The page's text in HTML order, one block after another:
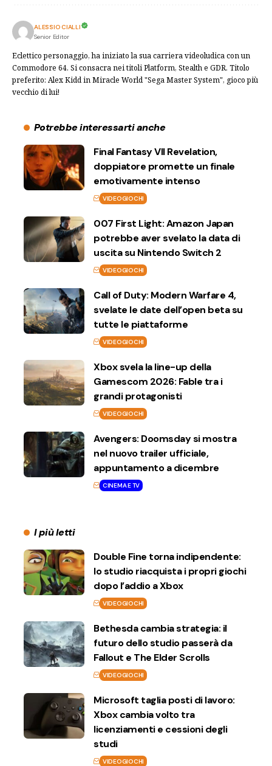
ALESSIO CIALLI
Senior Editor
Eclettico personaggio, ha iniziato la sua carriera videoludica con un
Commodore 64. Si consacra nei titoli Platform, Stealth e GDR. Titolo
preferito: Alex Kidd in Miracle World "Sega Master System", gioco più
vecchio di lui!
Potrebbe interessarti anche
Final Fantasy VII Revelation,
doppiatore promette un finale
emotivamente intenso
VIDEOGIOCHI
007 First Light: Amazon Japan
potrebbe aver svelato la data di
uscita su Nintendo Switch 2
VIDEOGIOCHI
Call of Duty: Modern Warfare 4,
svelate le date dell’open beta su
tutte le piattaforme
VIDEOGIOCHI
Xbox svela la line-up della
Gamescom 2026: Fable tra i
grandi protagonisti
VIDEOGIOCHI
Avengers: Doomsday si mostra
nel nuovo trailer ufficiale,
appuntamento a dicembre
CINEMA E TV
I più letti
Double Fine torna indipendente:
lo studio riacquista i propri giochi
dopo l’addio a Xbox
VIDEOGIOCHI
Bethesda cambia strategia: il
futuro dello studio passerà da
Fallout e The Elder Scrolls
VIDEOGIOCHI
Microsoft taglia posti di lavoro:
Xbox cambia volto tra
licenziamenti e cessioni degli
studi
VIDEOGIOCHI